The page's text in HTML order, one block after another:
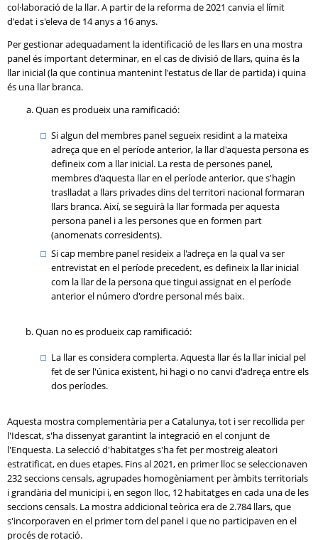
col·laboració de la llar. A partir de la reforma de 2021 canvia el límit
d'edat i s'eleva de 14 anys a 16 anys.
Per gestionar adequadament la identificació de les llars en una mostra
panel és important determinar, en el cas de divisió de llars, quina és la
llar inicial (la que continua mantenint l'estatus de llar de partida) i quina
és una llar branca.
Quan es produeix una ramificació:
Si algun del membres panel segueix residint a la mateixa
adreça que en el període anterior, la llar d'aquesta persona es
defineix com a llar inicial. La resta de persones panel,
membres d'aquesta llar en el període anterior, que s'hagin
traslladat a llars privades dins del territori nacional formaran
llars branca. Així, se seguirà la llar formada per aquesta
persona panel i a les persones que en formen part
(anomenats corresidents).
Si cap membre panel resideix a l'adreça en la qual va ser
entrevistat en el període precedent, es defineix la llar inicial
com la llar de la persona que tingui assignat en el període
anterior el número d'ordre personal més baix.
Quan no es produeix cap ramificació:
La llar es considera complerta. Aquesta llar és la llar inicial pel
fet de ser l'única existent, hi hagi o no canvi d'adreça entre els
dos períodes.
Aquesta mostra complementària per a Catalunya, tot i ser recollida per
l'Idescat, s'ha dissenyat garantint la integració en el conjunt de
l'Enquesta. La selecció d'habitatges s'ha fet per mostreig aleatori
estratificat, en dues etapes. Fins al 2021, en primer lloc se seleccionaven
232 seccions censals, agrupades homogèniament per àmbits territorials
i grandària del municipi i, en segon lloc, 12 habitatges en cada una de les
seccions censals. La mostra addicional teòrica era de 2.784 llars, que
s'incorporaven en el primer torn del panel i que no participaven en el
procés de rotació.